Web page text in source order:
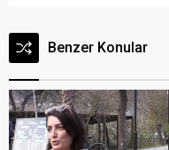
Benzer Konular